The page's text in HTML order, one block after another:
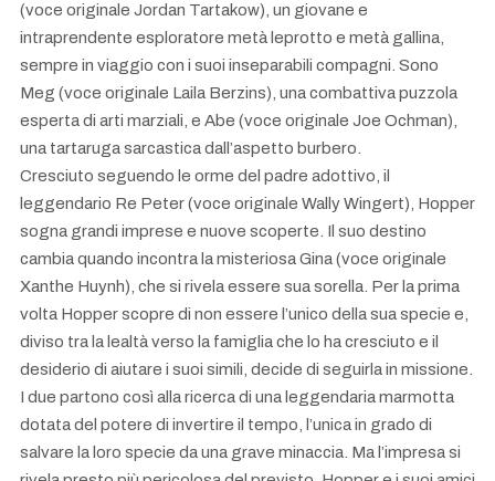
(voce originale Jordan Tartakow), un giovane e
intraprendente esploratore metà leprotto e metà gallina,
sempre in viaggio con i suoi inseparabili compagni. Sono
Meg (voce originale Laila Berzins), una combattiva puzzola
esperta di arti marziali, e Abe (voce originale Joe Ochman),
una tartaruga sarcastica dall’aspetto burbero.
Cresciuto seguendo le orme del padre adottivo, il
leggendario Re Peter (voce originale Wally Wingert), Hopper
sogna grandi imprese e nuove scoperte. Il suo destino
cambia quando incontra la misteriosa Gina (voce originale
Xanthe Huynh), che si rivela essere sua sorella. Per la prima
volta Hopper scopre di non essere l’unico della sua specie e,
diviso tra la lealtà verso la famiglia che lo ha cresciuto e il
desiderio di aiutare i suoi simili, decide di seguirla in missione.
I due partono così alla ricerca di una leggendaria marmotta
dotata del potere di invertire il tempo, l’unica in grado di
salvare la loro specie da una grave minaccia. Ma l’impresa si